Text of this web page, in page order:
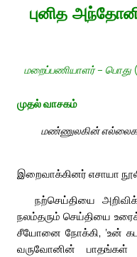
புனித
மறைப்பணியாளர் – பொது
முதல் வாசகம்
மண்ணுலகின்
இறைவாக்கினர் எசாயா
நற்செய்தியை
நலம்தரும் செய்தியை
சீயோனை நோக்கி, ‘உன்
வருவோனின்